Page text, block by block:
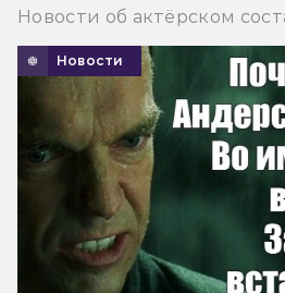
Новости об актёрском
Новости